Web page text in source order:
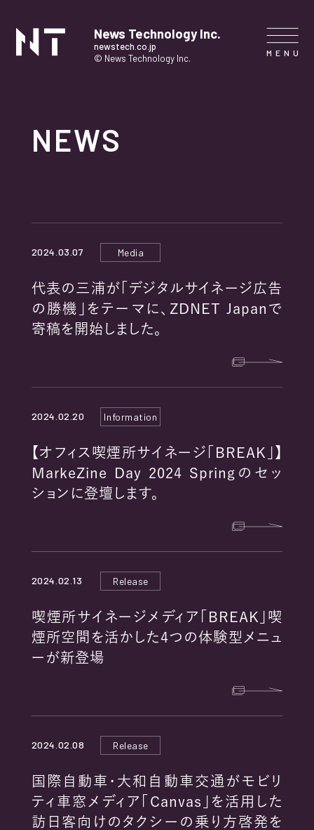
News Technology Inc.
newstech.co.jp
© News Technology Inc.
POLICY
POLICY
TRANSMISSION
NEWS
2024.03.07 Media
代表の三浦が「デジタルサイネージ広告
の勝機」をテーマに、ZDNET Japanで
寄稿を開始しました。
2024.02.20 Information
【オフィス喫煙所サイネージ「BREAK」】
MarkeZine Day 2024 Springのセッ
ションに登壇します。
2024.02.13 Release
喫煙所サイネージメディア「BREAK」喫
煙所空間を活かした4つの体験型メニュ
ーが新登場
2024.02.08 Release
国際自動車・大和自動車交通がモビリ
ティ車窓メディア「Canvas」を活用した
訪日客向けのタクシーの乗り方啓発を